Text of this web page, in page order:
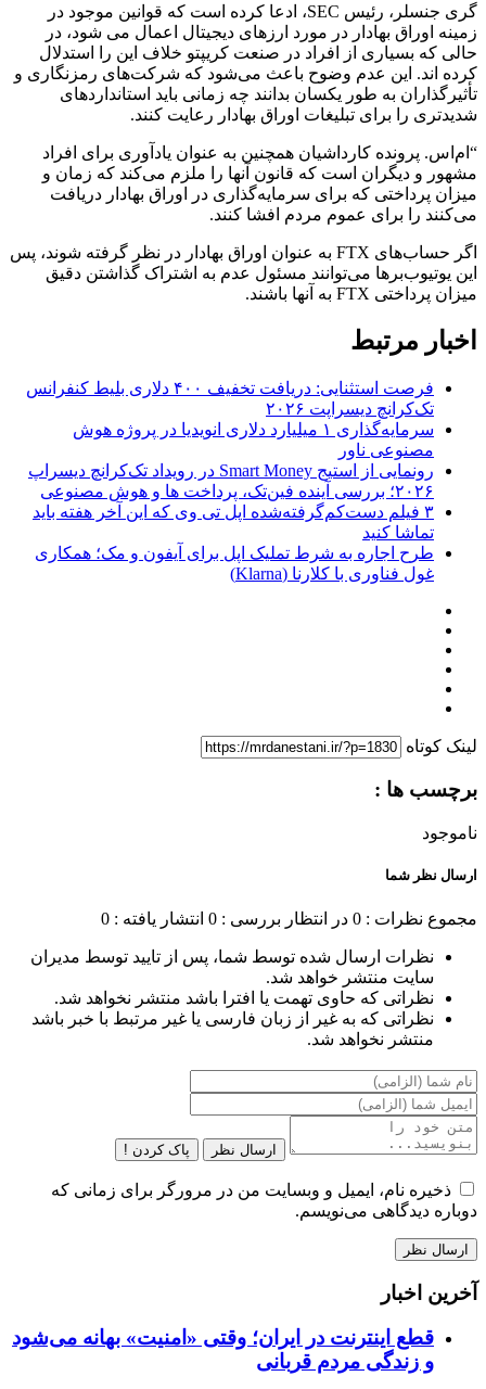
گری جنسلر، رئیس SEC، ادعا کرده است که قوانین موجود در
زمینه اوراق بهادار در مورد ارزهای دیجیتال اعمال می شود، در
حالی که بسیاری از افراد در صنعت کریپتو خلاف این را استدلال
کرده اند. این عدم وضوح باعث می‌شود که شرکت‌های رمزنگاری و
تأثیرگذاران به طور یکسان بدانند چه زمانی باید استانداردهای
شدیدتری را برای تبلیغات اوراق بهادار رعایت کنند.
“ام‌اس. پرونده کارداشیان همچنین به عنوان یادآوری برای افراد
مشهور و دیگران است که قانون آنها را ملزم می‌کند که زمان و
میزان پرداختی که برای سرمایه‌گذاری در اوراق بهادار دریافت
می‌کنند را برای عموم مردم افشا کنند.
اگر حساب‌های FTX به عنوان اوراق بهادار در نظر گرفته شوند، پس
این یوتیوب‌برها می‌توانند مسئول عدم به اشتراک گذاشتن دقیق
میزان پرداختی FTX به آنها باشند.
اخبار مرتبط
فرصت استثنایی: دریافت تخفیف ۴۰۰ دلاری بلیط کنفرانس
تک‌کرانچ دیسراپت ۲۰۲۶
سرمایه‌گذاری ۱ میلیارد دلاری انویدیا در پروژه هوش
مصنوعی ناور
رونمایی از استیج Smart Money در رویداد تک‌کرانچ دیسراپ
۲۰۲۶؛ بررسی آینده فین‌تک، پرداخت‌ ها و هوش مصنوعی
۳ فیلم دست‌کم‌گرفته‌شده اپل تی وی که این آخر هفته باید
تماشا کنید
طرح اجاره به شرط تملیک اپل برای آیفون و مک؛ همکاری
غول فناوری با کلارنا (Klarna)
لینک کوتاه
برچسب ها :
ناموجود
ارسال نظر شما
مجموع نظرات : 0 در انتظار بررسی : 0 انتشار یافته : 0
نظرات ارسال شده توسط شما، پس از تایید توسط مدیران
سایت منتشر خواهد شد.
نظراتی که حاوی تهمت یا افترا باشد منتشر نخواهد شد.
نظراتی که به غیر از زبان فارسی یا غیر مرتبط با خبر باشد
منتشر نخواهد شد.
ارسال نظر پاک کردن !
ذخیره نام، ایمیل و وبسایت من در مرورگر برای زمانی که
دوباره دیدگاهی می‌نویسم.
آخرین اخبار
قطع اینترنت در ایران؛ وقتی «امنیت» بهانه می‌شود
و زندگی مردم قربانی